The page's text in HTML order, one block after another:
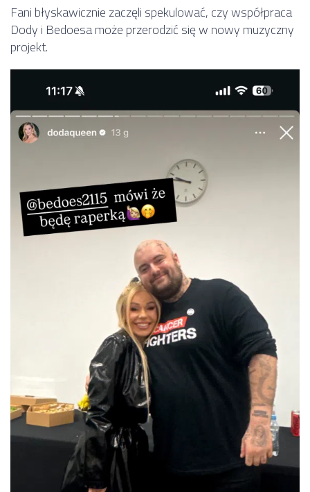
Fani błyskawicznie zaczęli spekulować, czy współpraca
Dody i Bedoesa może przerodzić się w nowy muzyczny
projekt.